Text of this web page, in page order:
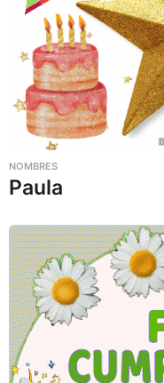
NOMBRES
Paula